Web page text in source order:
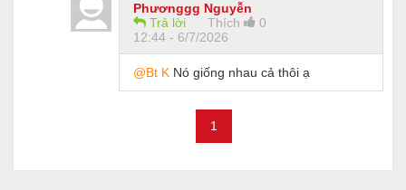
Phươnggg Nguyễn
Trả lời
Thích
0
12:44 - 6/7/2026
@Bt K Nó giống nhau cả thôi ạ
1